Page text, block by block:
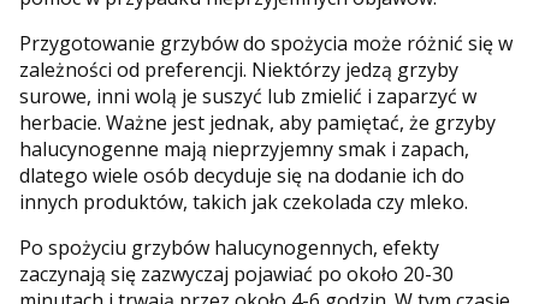
Przygotowanie grzybów do spożycia może różnić się w
zależności od preferencji. Niektórzy jedzą grzyby
surowe, inni wolą je suszyć lub zmielić i zaparzyć w
herbacie. Ważne jest jednak, aby pamiętać, że grzyby
halucynogenne mają nieprzyjemny smak i zapach,
dlatego wiele osób decyduje się na dodanie ich do
innych produktów, takich jak czekolada czy mleko.
Po spożyciu grzybów halucynogennych, efekty
zaczynają się zazwyczaj pojawiać po około 20-30